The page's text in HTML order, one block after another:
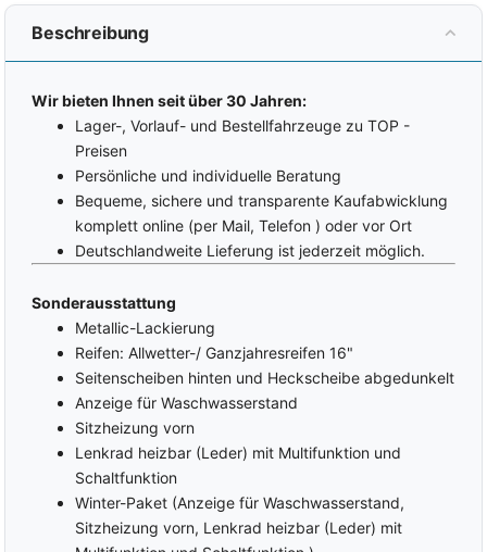
Tire-Mobility-Set
LED-Scheinwerfer
INTERIOR
Zentralverriegelung
Keyless-Go
Leaving-Home-Funktion
Außenspiegel elektrisch
verstellbar
Außenspiegel elektrisch
anklappbar
Elektrische Fensterheber
Polsterstoff
Sitzheizung vorne
Vordersitze
höhenverstellbar
Lendenwirbelstütze Fahrer
Mittelarmlehne
ISOFIX am Beifahrersitz
ISOFIX
(Kindersitzvorbereitung)
Multifunktionslenkrad
Lederlenkrad
Lenkradheizung
MULTIMEDIA
Bordcomputer
Apple Car Play
Beschreibung
Wir bieten Ihnen seit über 30 Jahren:
Lager-, Vorlauf- und Bestellfahrzeuge zu TOP -
Preisen
Persönliche und individuelle Beratung
Bequeme, sichere und transparente Kaufabwicklung
komplett online (per Mail, Telefon ) oder vor Ort
Deutschlandweite Lieferung ist jederzeit möglich.
Sonderausstattung
Metallic-Lackierung
Reifen: Allwetter-/ Ganzjahresreifen 16"
Seitenscheiben hinten und Heckscheibe abgedunkelt
Anzeige für Waschwasserstand
Sitzheizung vorn
Lenkrad heizbar (Leder) mit Multifunktion und
Schaltfunktion
Winter-Paket (Anzeige für Waschwasserstand,
Sitzheizung vorn, Lenkrad heizbar (Leder) mit